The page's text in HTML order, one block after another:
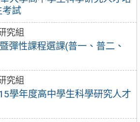
考試
究組
彈性課程選課(普一、普二、
究組
學年度高中學生科學研究人才